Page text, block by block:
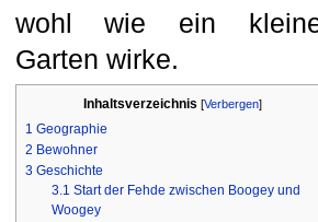
wohl wie ein
Garten wirke.
Inhaltsverzeichnis [Verbergen]
1 Geographie
2 Bewohner
3 Geschichte
3.1 Start der Fehde zwischen Boogey und
Woogey